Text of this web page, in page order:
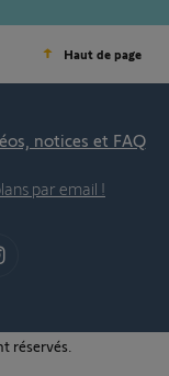
Haut de page
notices et FAQ
par email !
réservés.